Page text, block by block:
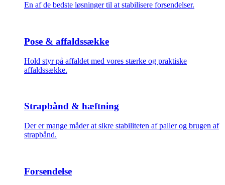
En af de bedste løsninger til at stabilisere forsendelser.
Pose & affaldssække
Hold styr på affaldet med vores stærke og praktiske
affaldssække.
Strapbånd & hæftning
Der er mange måder at sikre stabiliteten af paller og brugen af
strapbånd.
Forsendelse